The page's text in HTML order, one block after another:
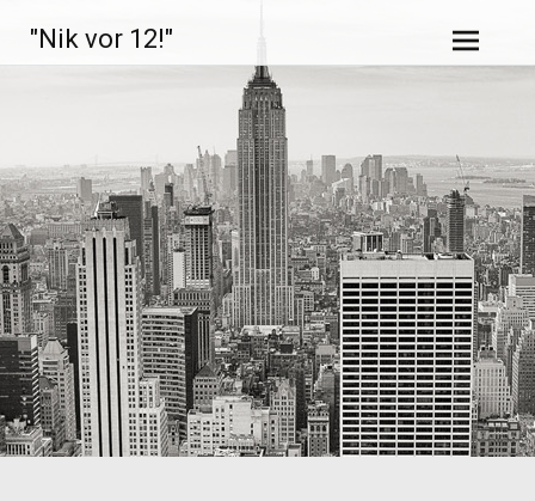
Inhalt
springen
"Nik vor 12!"